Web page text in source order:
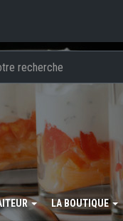
LA BOUTIQUE